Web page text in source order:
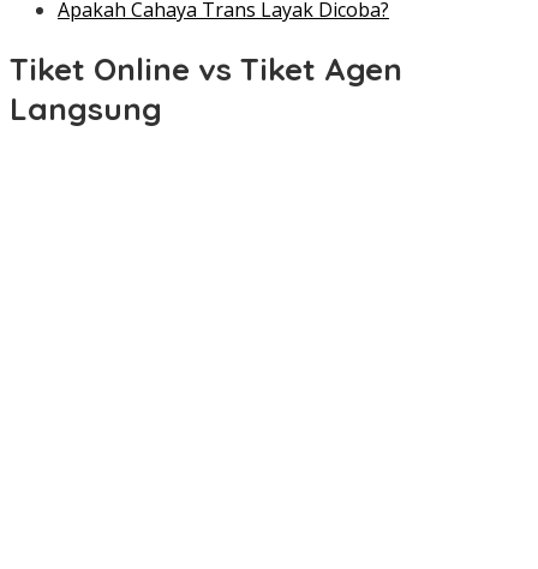
Apakah Cahaya Trans Layak Dicoba?
Tiket Online vs Tiket Agen
Langsung